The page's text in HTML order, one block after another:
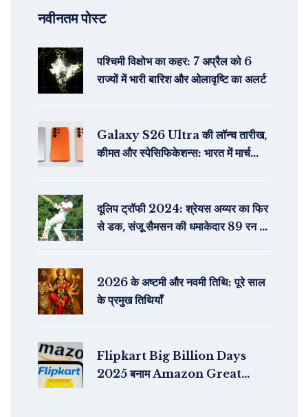
नवीनतम पोस्ट
पश्चिमी विक्षोभ का कहर: 7 अप्रैल को 6
राज्यों में भारी बारिश और ओलावृष्टि का अलर्ट
Galaxy S26 Ultra की लॉन्च तारीख,
कीमत और स्पेसिफिकेशन्स: भारत में मार्च
दूलिप ट्रॉफी 2024: श्रेयस अय्यर का फिर
से डक, संजू सैमसन की धमाकेदार 89 रन की
2026 के अष्टमी और नवमी तिथि: पूरे साल
के प्रमुख तिथियाँ
Flipkart Big Billion Days
2025 बनाम Amazon Great